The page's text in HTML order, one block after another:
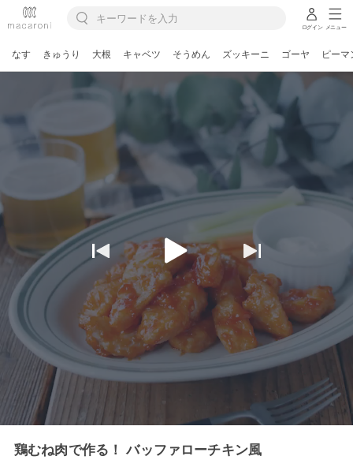
ログイン メニュー
なす きゅうり 大根 キャベツ そうめん ズッキーニ ゴーヤ ピーマ
鶏むね肉で作る！ バッファローチキン風